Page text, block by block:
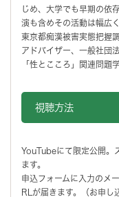
じめ、大学でも早期の依
演も含めその活動は幅広
東京都痴漢被害実態把握
アドバイザー、一般社団
「性とこころ」関連問題
視聴方法
YouTubeにて限定公開。
ます。
申込フォームに入力のメ
RLが届きます。（お申し